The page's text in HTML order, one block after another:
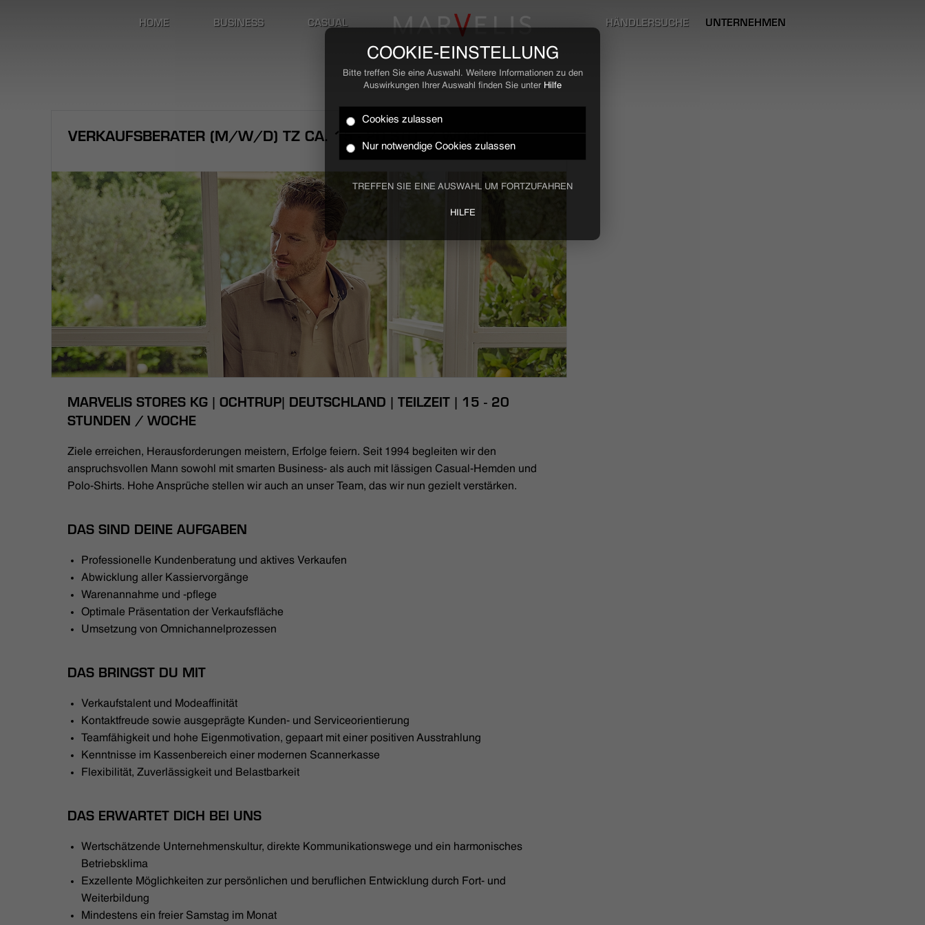
COOKIE-EINSTELLUNG
Bitte treffen Sie eine Auswahl. Weitere Informationen zu den
Auswirkungen Ihrer Auswahl finden Sie unter Hilfe
Cookies zulassen
Nur notwendige Cookies zulassen
TREFFEN SIE EINE AUSWAHL UM FORTZUFAHREN
HILFE
HOME BUSINESS CASUAL UNTERNEHMEN
HÄNDLERSUCHE
VERKAUFSBERATER (M/W/D) TZ CA. 15 - 20 STD. / WOCHE
MARVELIS STORES KG | OCHTRUP| DEUTSCHLAND | TEILZEIT | 15 - 20
STUNDEN / WOCHE
Ziele erreichen, Herausforderungen meistern, Erfolge feiern. Seit 1994 begleiten wir den
anspruchsvollen Mann sowohl mit smarten Business- als auch mit lässigen Casual-Hemden und
Polo-Shirts. Hohe Ansprüche stellen wir auch an unser Team, das wir nun gezielt verstärken.
DAS SIND DEINE AUFGABEN
Professionelle Kundenberatung und aktives Verkaufen
Abwicklung aller Kassiervorgänge
Warenannahme und -pflege
Optimale Präsentation der Verkaufsfläche
Umsetzung von Omnichannelprozessen
DAS BRINGST DU MIT
Verkaufstalent und Modeaffinität
Kontaktfreude sowie ausgeprägte Kunden- und Serviceorientierung
Teamfähigkeit und hohe Eigenmotivation, gepaart mit einer positiven Ausstrahlung
Kenntnisse im Kassenbereich einer modernen Scannerkasse
Flexibilität, Zuverlässigkeit und Belastbarkeit
DAS ERWARTET DICH BEI UNS
Wertschätzende Unternehmenskultur, direkte Kommunikationswege und ein harmonisches
Betriebsklima
Exzellente Möglichkeiten zur persönlichen und beruflichen Entwicklung durch Fort- und
Weiterbildung
Mindestens ein freier Samstag im Monat